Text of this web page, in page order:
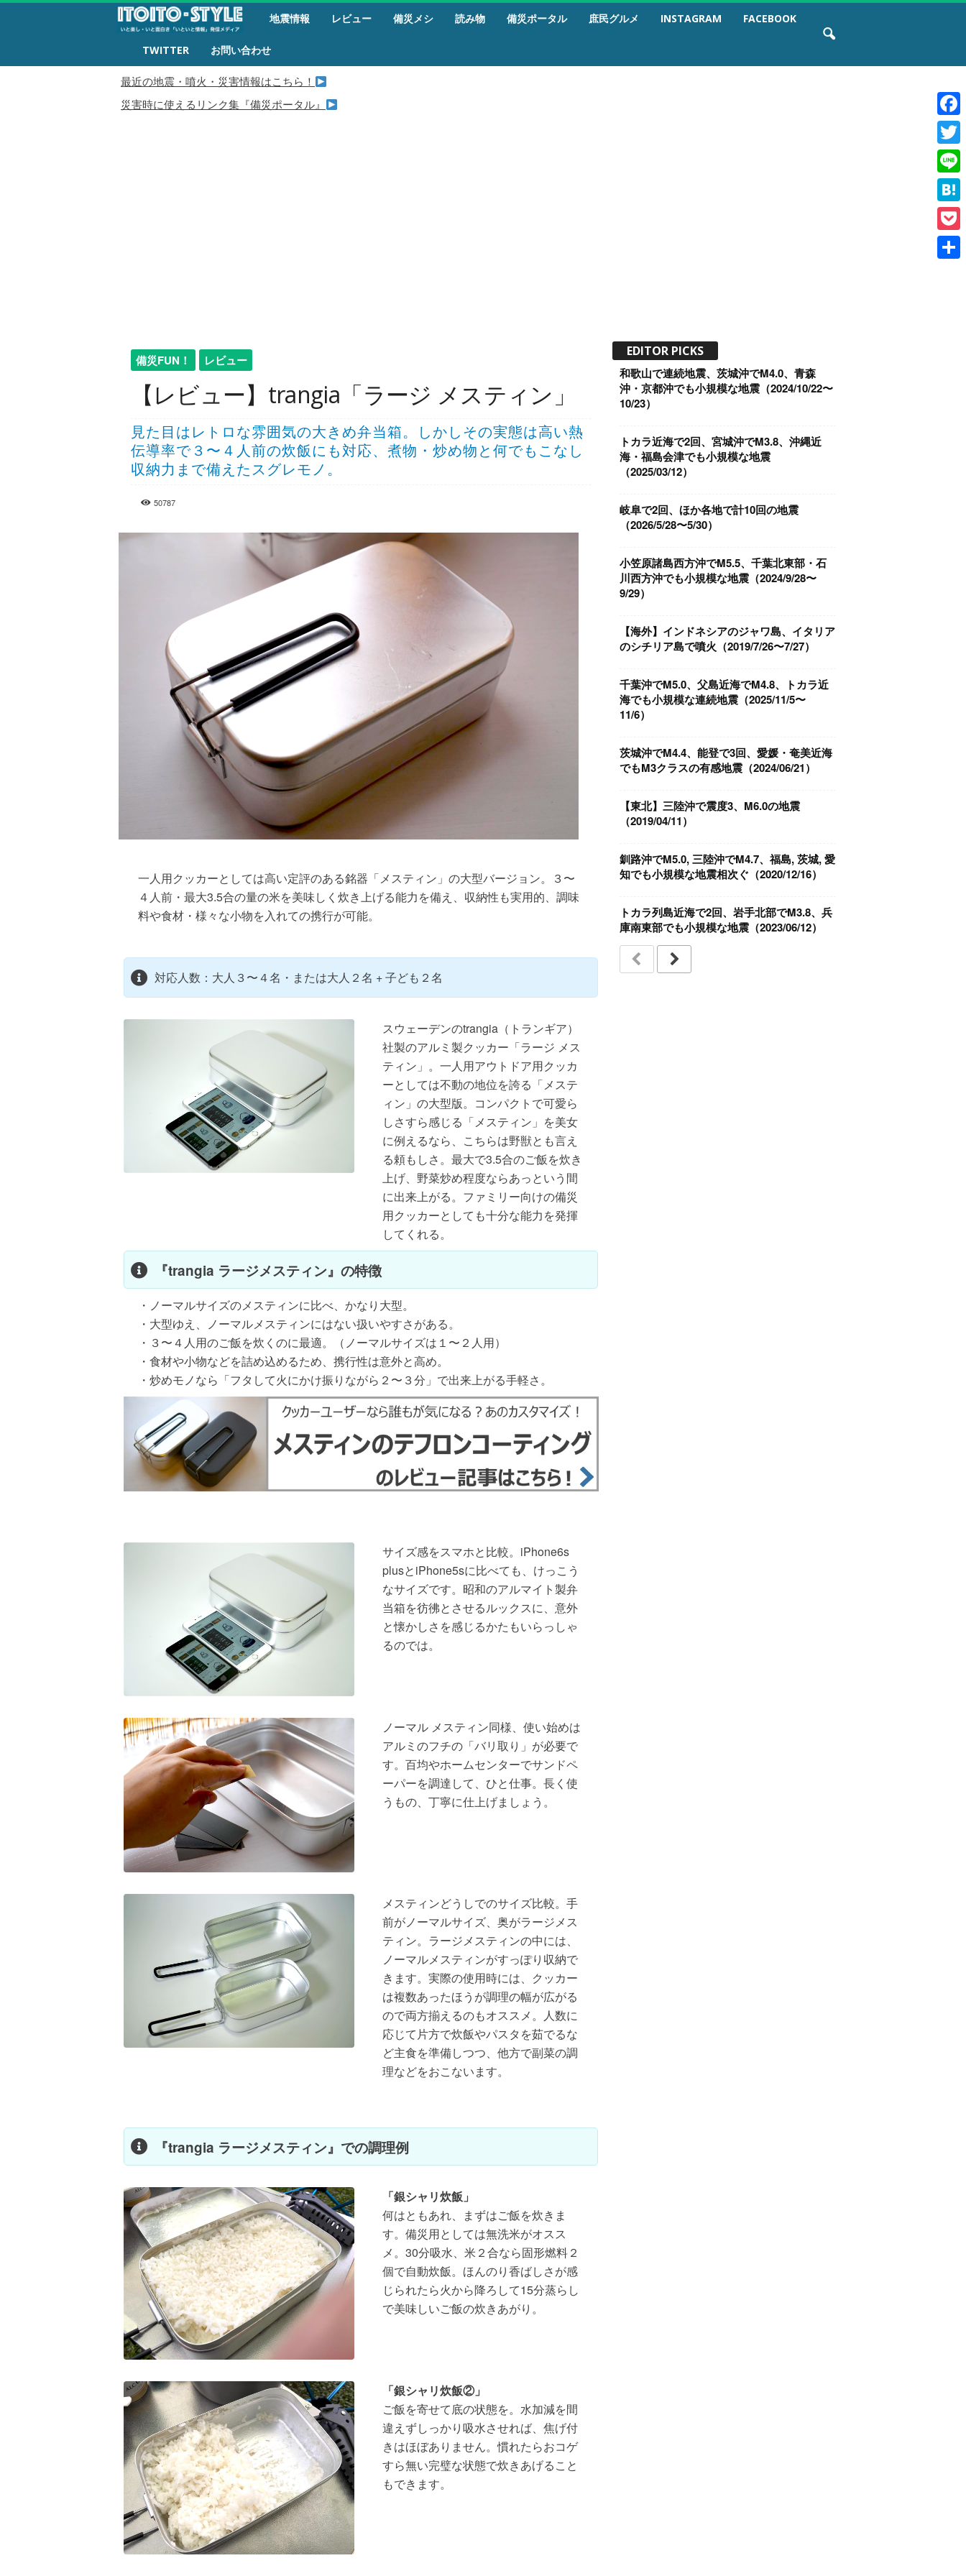
活
地震情報 レビュー 備災メシ 読み物 備災ポータル 庶民グルメ INSTAGRAM FACEBOOK
TWITTER お問い合わせ
最近の地震・噴火・災害情報はこちら！
災害時に使えるリンク集『備災ポータル』
備災FUN！ レビュー
【レビュー】trangia「ラージ メスティン」
見た目はレトロな雰囲気の大きめ弁当箱。しかしその実態は高い熱
伝導率で３〜４人前の炊飯にも対応、煮物・炒め物と何でもこなし
収納力まで備えたスグレモノ。
50787
一人用クッカーとしては高い定評のある銘器「メスティン」の大型バージョン。３〜
４人前・最大3.5合の量の米を美味しく炊き上げる能力を備え、収納性も実用的、調味
料や食材・様々な小物を入れての携行が可能。
対応人数：大人３〜４名・または大人２名 + 子ども２名
スウェーデンのtrangia（トランギア）
社製のアルミ製クッカー「ラージ メス
ティン」。一人用アウトドア用クッカ
ーとしては不動の地位を誇る「メステ
ィン」の大型版。コンパクトで可愛ら
しさすら感じる「メスティン」を美女
に例えるなら、こちらは野獣とも言え
る頼もしさ。最大で3.5合のご飯を炊き
上げ、野菜炒め程度ならあっという間
に出来上がる。ファミリー向けの備災
用クッカーとしても十分な能力を発揮
してくれる。
『trangia ラージメスティン』の特徴
・ノーマルサイズのメスティンに比べ、かなり大型。
・大型ゆえ、ノーマルメスティンにはない扱いやすさがある。
・３〜４人用のご飯を炊くのに最適。（ノーマルサイズは１〜２人用）
・食材や小物などを詰め込めるため、携行性は意外と高め。
・炒めモノなら「フタして火にかけ振りながら２〜３分」で出来上がる手軽さ。
サイズ感をスマホと比較。iPhone6s
plusとiPhone5sに比べても、けっこう
なサイズです。昭和のアルマイト製弁
当箱を彷彿とさせるルックスに、意外
と懐かしさを感じるかたもいらっしゃ
るのでは。
ノーマル メスティン同様、使い始めは
アルミのフチの「バリ取り」が必要で
す。百均やホームセンターでサンドペ
ーパーを調達して、ひと仕事。長く使
うもの、丁寧に仕上げましょう。
メスティンどうしでのサイズ比較。手
前がノーマルサイズ、奥がラージメス
ティン。ラージメスティンの中には、
ノーマルメスティンがすっぽり収納で
きます。実際の使用時には、クッカー
は複数あったほうが調理の幅が広がる
ので両方揃えるのもオススメ。人数に
応じて片方で炊飯やパスタを茹でるな
ど主食を準備しつつ、他方で副菜の調
理などをおこないます。
『trangia ラージメスティン』での調理例
「銀シャリ炊飯」
何はともあれ、まずはご飯を炊きま
す。備災用としては無洗米がオスス
メ。30分吸水、米２合なら固形燃料２
個で自動炊飯。ほんのり香ばしさが感
じられたら火から降ろして15分蒸らし
で美味しいご飯の炊きあがり。
「銀シャリ炊飯②」
ご飯を寄せて底の状態を。水加減を間
違えずしっかり吸水させれば、焦げ付
きはほぼありません。慣れたらおコゲ
すら無い完璧な状態で炊きあげること
もできます。
EDITOR PICKS
和歌山で連続地震、茨城沖でM4.0、青森
沖・京都沖でも小規模な地震（2024/10/22〜
10/23）
トカラ近海で2回、宮城沖でM3.8、沖縄近
海・福島会津でも小規模な地震
（2025/03/12）
岐阜で2回、ほか各地で計10回の地震
（2026/5/28〜5/30）
小笠原諸島西方沖でM5.5、千葉北東部・石
川西方沖でも小規模な地震（2024/9/28〜
9/29）
【海外】インドネシアのジャワ島、イタリア
のシチリア島で噴火（2019/7/26〜7/27）
千葉沖でM5.0、父島近海でM4.8、トカラ近
海でも小規模な連続地震（2025/11/5〜
11/6）
茨城沖でM4.4、能登で3回、愛媛・奄美近海
でもM3クラスの有感地震（2024/06/21）
【東北】三陸沖で震度3、M6.0の地震
（2019/04/11）
釧路沖でM5.0, 三陸沖でM4.7、福島, 茨城, 愛
知でも小規模な地震相次ぐ（2020/12/16）
トカラ列島近海で2回、岩手北部でM3.8、兵
庫南東部でも小規模な地震（2023/06/12）
F
a
c
e
b
o
o
k
T
w
i
t
t
e
r
L
n
e
H
a
t
e
P